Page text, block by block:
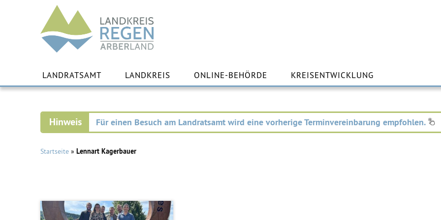
Landkreis
Regen
Inhalt
springen
LANDRATSAMT LANDKREIS ONLINE-BEHÖRDE KREISENTWICKLUNG
Für einen Besuch am Landratsamt wird eine vorherige Terminvereinbarung empfohlen.
Startseite » Lennart Kagerbauer